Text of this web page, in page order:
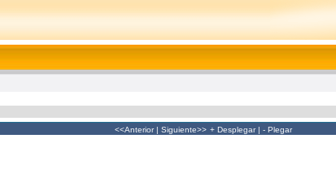
<<Anterior| Siguiente>> + Desplegar| - Plegar